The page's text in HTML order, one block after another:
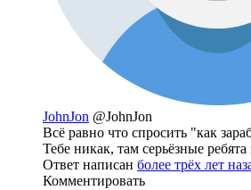
JohnJon @JohnJon
Всё равно что спросить "как
Тебе никак, там серьёзные ребята
Ответ написан более трёх лет
Комментировать